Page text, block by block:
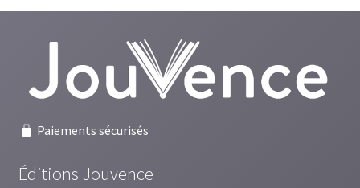
Paiements sécurisés
Éditions Jouvence